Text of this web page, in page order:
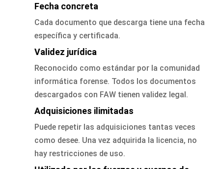
Fecha concreta
Cada documento que descarga tiene una fecha
específica y certificada.
Validez jurídica
Reconocido como estándar por la comunidad
informática forense. Todos los documentos
descargados con FAW tienen validez legal.
Adquisiciones ilimitadas
Puede repetir las adquisiciones tantas veces
como desee. Una vez adquirida la licencia, no
hay restricciones de uso.